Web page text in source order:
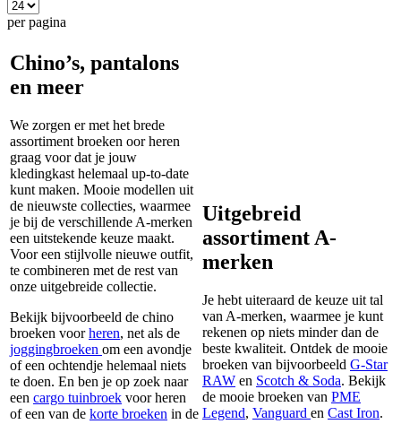
per pagina
Chino’s, pantalons
en meer
We zorgen er met het brede
assortiment broeken oor heren
graag voor dat je jouw
kledingkast helemaal up-to-date
kunt maken. Mooie modellen uit
de nieuwste collecties, waarmee
je bij de verschillende A-merken
een uitstekende keuze maakt.
Voor een stijlvolle nieuwe outfit,
te combineren met de rest van
onze uitgebreide collectie.
Bekijk bijvoorbeeld de chino
broeken voorheren, net als de
joggingbroeken om een avondje
of een ochtendje helemaal niets
te doen. En ben je op zoek naar
een cargo tuinbroek voor heren
of een van de korte broeken in de
Uitgebreid
assortiment A-
merken
Je hebt uiteraard de keuze uit tal
van A-merken, waarmee je kunt
rekenen op niets minder dan de
beste kwaliteit. Ontdek de mooie
broeken van bijvoorbeeld G-Star
RAW en Scotch & Soda. Bekijk
de mooie broeken van PME
Legend, Vanguard en Cast Iron.